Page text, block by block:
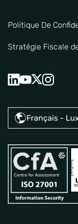
Politique De
Stratégie Fiscale
Français -